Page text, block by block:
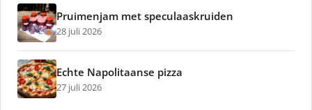
Pruimenjam met speculaaskruiden
28 juli 2026
Echte Napolitaanse pizza
27 juli 2026